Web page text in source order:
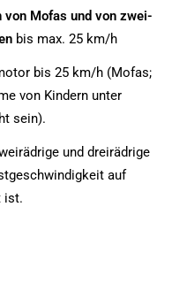
von Mofas und von zwei-
bis max. 25 km/h
bis 25 km/h (Mofas;
von Kindern unter
sein).
und dreirädrige
auf
ist.